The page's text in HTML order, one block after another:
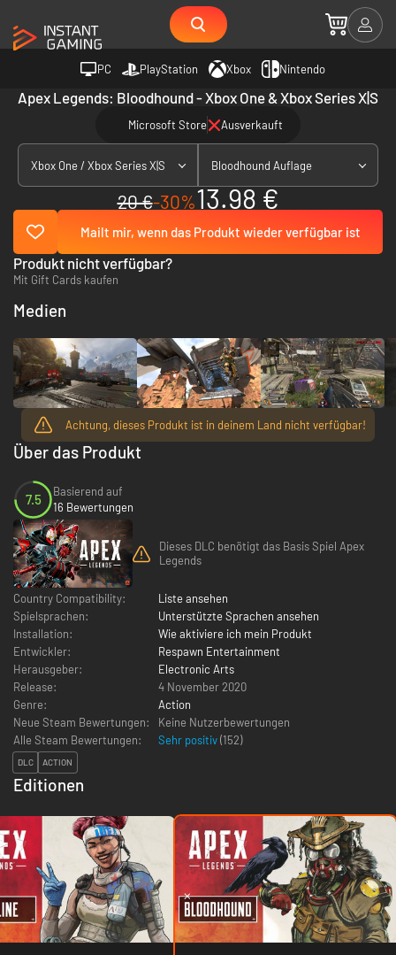
PC PlayStation Xbox Nintendo
Apex Legends: Bloodhound - Xbox One & Xbox Series X|S
Microsoft Store Ausverkauft
Xbox One / Xbox Series X|S Bloodhound Auflage
20 €-30%13.98 €
Mailt mir, wenn das Produkt wieder verfügbar ist
Achtung, dieses Produkt ist in deinem Land nicht verfügbar!
Produkt nicht verfügbar?
Mit Gift Cards kaufen
Über das Produkt
7.5
Basierend auf
16 Bewertungen
Dieses DLC benötigt das Basis Spiel Apex
Legends
Country Compatibility:
Liste ansehen
Spielsprachen:
Unterstützte Sprachen ansehen
Installation:
Wie aktiviere ich mein Produkt
Entwickler:
Respawn Entertainment
Herausgeber:
Electronic Arts
Release:
4 November 2020
Genre:
Action
Neue Steam Bewertungen:
Keine Nutzerbewertungen
Alle Steam Bewertungen:
Sehr positiv(152)
DLC ACTION
Editionen
Medien